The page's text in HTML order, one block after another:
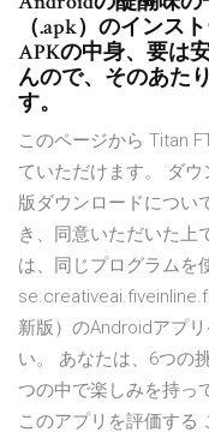
（.apk）のインス
APKの中身、要は
んので、そのあた
す。
このページから Titan
ていただけます。 ダ
版ダウンロードについ
き、同意いただいた上
は、同じプログラムを
新版）のAndroidアプ
い。 あなたは、6つの
つの中で楽しみを持っ
このアプリを評価する